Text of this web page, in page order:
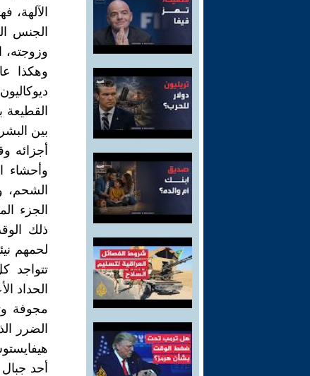
الآلهة،
الجنس
وهكذا
بين
وأحشاء
الشحم،
الجزء
ذلك
لحمهم
تتواجد
الحداد
مجوفة
الضرر
أحد